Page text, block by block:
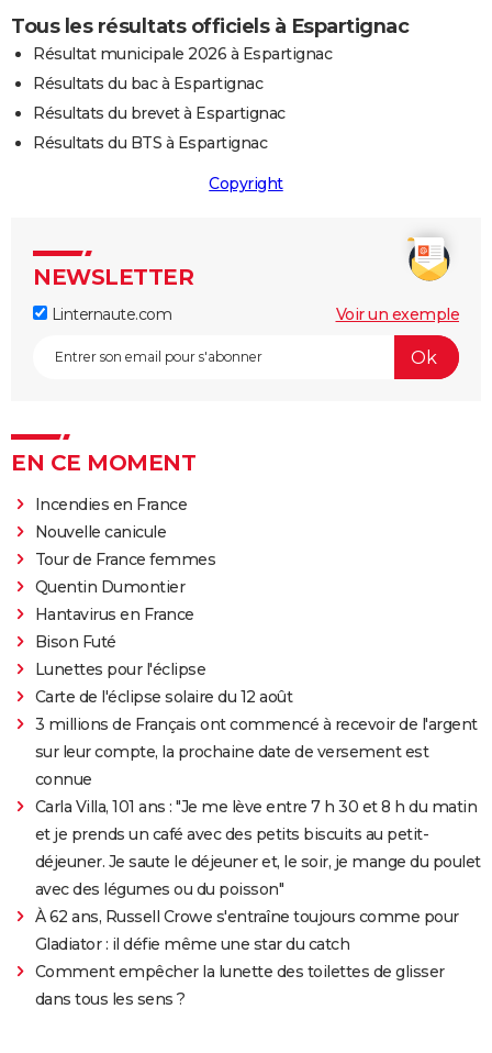
Tous les résultats officiels à Espartignac
Résultat municipale 2026 à Espartignac
Résultats du bac à Espartignac
Résultats du brevet à Espartignac
Résultats du BTS à Espartignac
Copyright
NEWSLETTER
Linternaute.com Voir un exemple
EN CE MOMENT
Incendies en France
Nouvelle canicule
Tour de France femmes
Quentin Dumontier
Hantavirus en France
Bison Futé
Lunettes pour l'éclipse
Carte de l'éclipse solaire du 12 août
3 millions de Français ont commencé à recevoir de l'argent
sur leur compte, la prochaine date de versement est
connue
Carla Villa, 101 ans : "Je me lève entre 7 h 30 et 8 h du matin
et je prends un café avec des petits biscuits au petit-
déjeuner. Je saute le déjeuner et, le soir, je mange du poulet
avec des légumes ou du poisson"
À 62 ans, Russell Crowe s'entraîne toujours comme pour
Gladiator : il défie même une star du catch
Comment empêcher la lunette des toilettes de glisser
dans tous les sens ?